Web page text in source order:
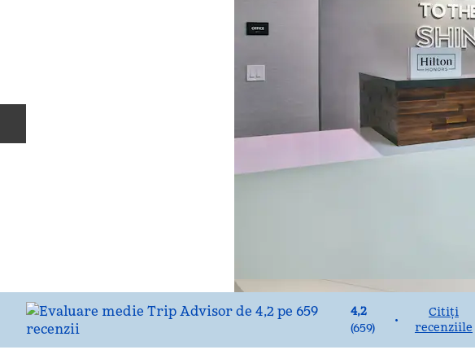
4,2
(659)
•
Citiți
recenziile